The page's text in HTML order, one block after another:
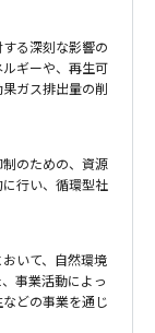
る深刻な影響の
ギーや、再生可
ガス排出量の削
のための、資源
行い、循環型社
いて、自然環境
事業活動によっ
どの事業を通じ